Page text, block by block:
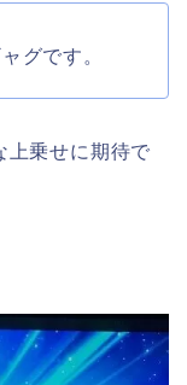
グです。
上乗せに期待で